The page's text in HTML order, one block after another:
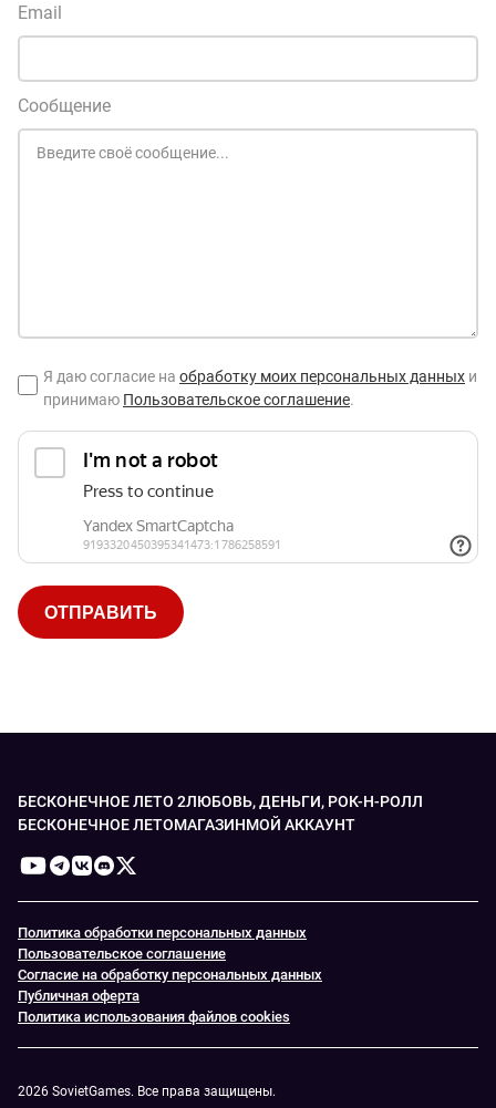
Email
Сообщение
Я даю согласие на обработку моих персональных данных и
принимаю Пользовательское соглашение.
БЕСКОНЕЧНОЕ ЛЕТО 2ЛЮБОВЬ, ДЕНЬГИ, РОК-Н-РОЛЛ
БЕСКОНЕЧНОЕ ЛЕТОМАГАЗИНМОЙ АККАУНТ
Политика обработки персональных данных
Пользовательское соглашение
Согласие на обработку персональных данных
Публичная оферта
Политика использования файлов cookies
2026 SovietGames. Все права защищены.